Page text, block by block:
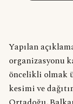
Yapılan
organizasyonu
öncelikli olmak
kesimi ve